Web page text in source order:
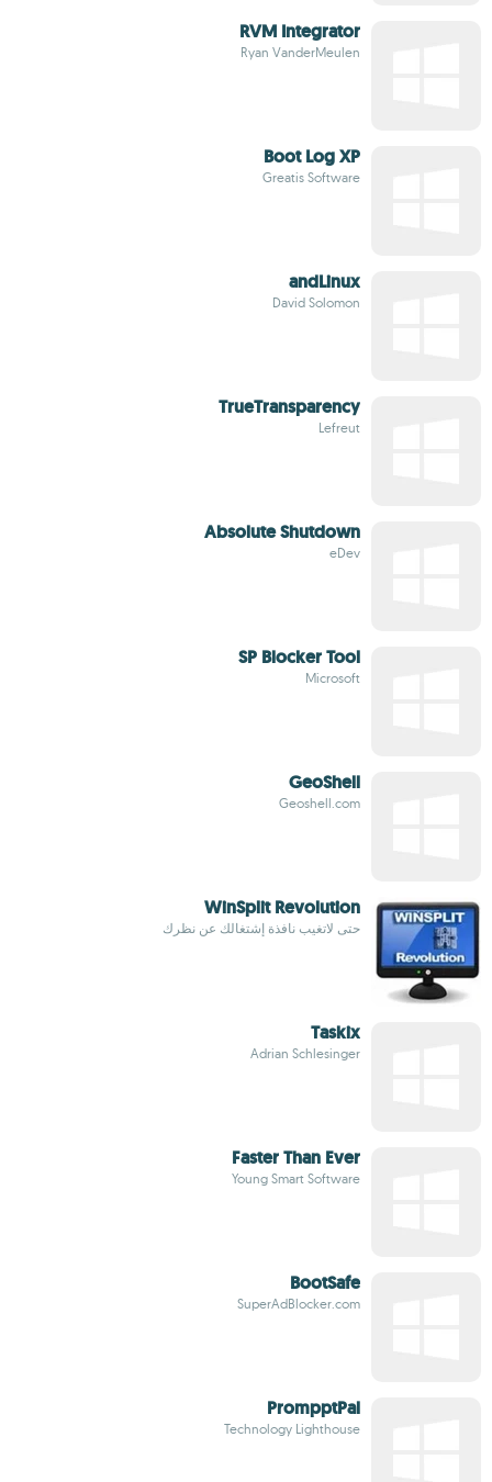
RVM Integrator
Ryan VanderMeulen
Boot Log XP
Greatis Software
andLinux
David Solomon
TrueTransparency
Lefreut
Absolute Shutdown
eDev
SP Blocker Tool
Microsoft
GeoShell
Geoshell.com
WinSplit Revolution
حتى لاتغيب نافذة إشتغالك عن نظرك
Taskix
Adrian Schlesinger
Faster Than Ever
Young Smart Software
BootSafe
SuperAdBlocker.com
PrompptPal
Technology Lighthouse